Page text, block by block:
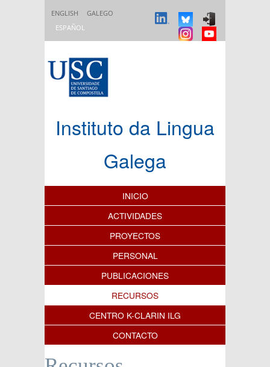
ENGLISH
GALEGO
ESPAÑOL
Instituto da Lingua
Galega
Índice de contenidos
INICIO
ACTIVIDADES
PROYECTOS
PERSONAL
PUBLICACIONES
RECURSOS
CENTRO K-CLARIN ILG
CONTACTO